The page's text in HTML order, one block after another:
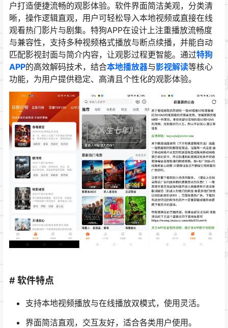
户打造便捷流畅的观影体验。软件界面简洁美观，分类清
晰，操作逻辑直观，用户可轻松导入本地视频或直接在线
观看热门影片与剧集。特狗APP在设计上注重播放流畅度
与兼容性，支持多种视频格式播放与断点续播，并能自动
匹配影视封面与简介内容，让观影过程更智能。通过特狗
APP的高效解码技术，结合本地播放器与影视解读等核心
功能，为用户提供稳定、高清且个性化的观影体验。
# 软件特点
支持本地视频播放与在线播放双模式，使用灵活。
界面简洁直观，交互友好，适合各类用户使用。